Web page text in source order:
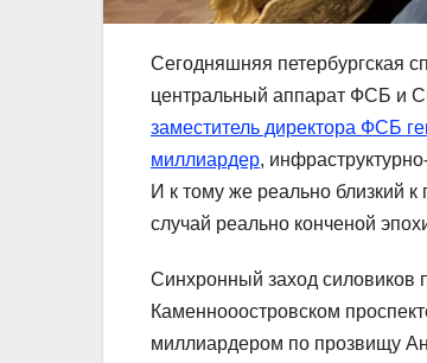
Сегодняшняя петербургская
центральный аппарат ФСБ и
заместитель директора ФСБ
миллиардер,
И к тому же реально близкий
случай реально конченой
Синхронный заход силовиков
Каменнооостровском
миллиардером по прозвищу